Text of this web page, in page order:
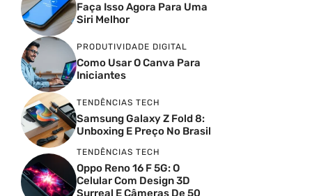
Faça Isso Agora Para Uma
Siri Melhor
PRODUTIVIDADE DIGITAL
Como Usar O Canva Para
Iniciantes
TENDÊNCIAS TECH
Samsung Galaxy Z Fold 8:
Unboxing E Preço No Brasil
TENDÊNCIAS TECH
Oppo Reno 16 F 5G: O
Celular Com Design 3D
Surreal E Câmeras De 50